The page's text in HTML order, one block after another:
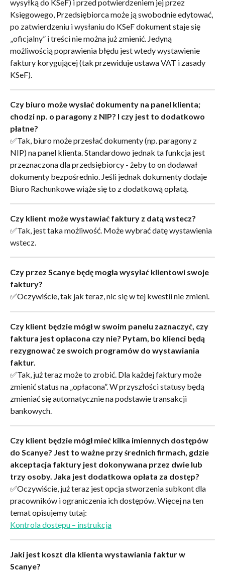
wysyłką do KSeF) i przed potwierdzeniem jej przez
Księgowego, Przedsiębiorca może ją swobodnie edytować,
po zatwierdzeniu i wysłaniu do KSeF dokument staje się
„oficjalny” i treści nie można już zmienić. Jedyną
możliwością poprawienia błędu jest wtedy wystawienie
faktury korygującej (tak przewiduje ustawa VAT i zasady
KSeF).
Czy biuro może wysłać dokumenty na panel klienta;
chodzi np. o paragony z NIP? I czy jest to dodatkowo
płatne?
✅Tak, biuro może przesłać dokumenty (np. paragony z
NIP) na panel klienta. Standardowo jednak ta funkcja jest
przeznaczona dla przedsiębiorcy - żeby to on dodawał
dokumenty bezpośrednio. Jeśli jednak dokumenty dodaje
Biuro Rachunkowe wiąże się to z dodatkową opłatą.
Czy klient może wystawiać faktury z datą wstecz?
✅Tak, jest taka możliwość. Może wybrać datę wystawienia
wstecz.
Czy przez Scanye będę mogła wysyłać klientowi swoje
faktury?
✅Oczywiście, tak jak teraz, nic się w tej kwestii nie zmieni.
Czy klient będzie mógł w swoim panelu zaznaczyć, czy
faktura jest opłacona czy nie? Pytam, bo klienci będą
rezygnować ze swoich programów do wystawiania
faktur.
✅Tak, już teraz może to zrobić. Dla każdej faktury może
zmienić status na „opłacona”. W przyszłości statusy będą
zmieniać się automatycznie na podstawie transakcji
bankowych.
Czy klient będzie mógł mieć kilka imiennych dostępów
do Scanye? Jest to ważne przy średnich firmach, gdzie
akceptacja faktury jest dokonywana przez dwie lub
trzy osoby. Jaka jest dodatkowa opłata za dostęp?
✅Oczywiście, już teraz jest opcja stworzenia subkont dla
pracowników i ograniczenia ich dostępów. Więcej na ten
temat opisujemy tutaj:
Kontrola dostępu – instrukcja
Jaki jest koszt dla klienta wystawiania faktur w
Scanye?